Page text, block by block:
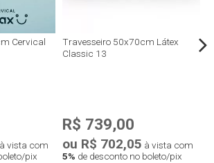
Cervical
à vista com
pix
Travesseiro 50x70cm Látex
Classic 13
R$ 739,00
ou R$ 702,05 à vista com
5% de desconto no boleto/pix